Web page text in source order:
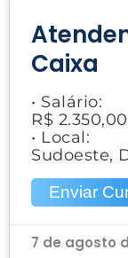
Caixa
• Salário:
R$ 2.350,00
• Local:
Sudoeste,
Enviar
7 de agosto